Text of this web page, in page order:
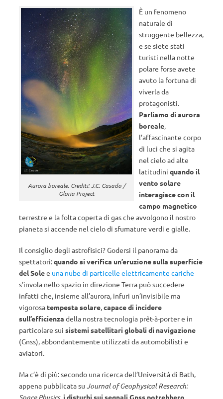
Aurora boreale. Crediti: J.C. Casado /
Gloria Project
È un fenomeno
naturale di
struggente bellezza,
e se siete stati
turisti nella notte
polare forse avete
avuto la fortuna di
viverla da
protagonisti.
Parliamo di aurora
boreale,
l’affascinante corpo
di luci che si agita
nel cielo ad alte
latitudiniquando il
vento solare
interagisce con il
campo magnetico
terrestre e la folta coperta di gas che avvolgono il nostro
pianeta si accende nel cielo di sfumature verdi e gialle.
Il consiglio degli astrofisici? Godersi il panorama da
spettatori:quando si verifica un’eruzione sulla superficie
del Solee una nube di particelle elettricamente cariche
s’invola nello spazio in direzione Terra può succedere
infatti che, insieme all’aurora, infuri un’invisibile ma
vigorosa tempesta solare,capace di incidere
sull’efficienza della nostra tecnologia prêt-à-porter e in
particolare sui sistemi satellitari globali di navigazione
(Gnss), abbondantemente utilizzati da automobilisti e
aviatori.
Ma c’è di più: secondo una ricerca dell’Università di Bath,
appena pubblicata su Journal of Geophysical Research:
, i disturbi sui segnali Gnss potrebbero